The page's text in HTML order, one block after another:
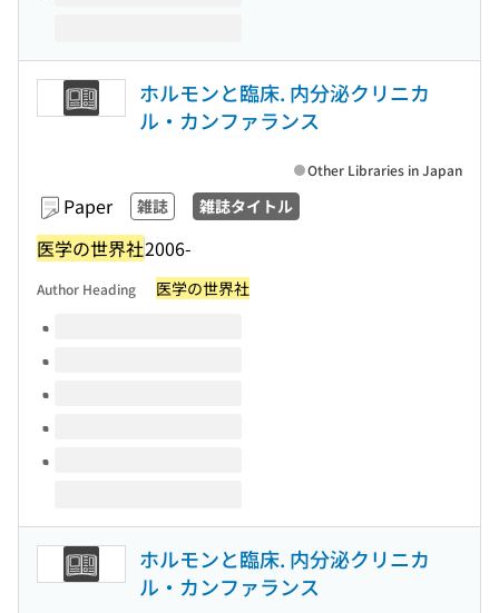
ホルモンと臨床. 内分泌クリニカ
ル・カンファランス
Paper 雑誌 雑誌タイトル
医学の世界社2006-
Other Libraries in Japan
Author Heading 医学の世界社
Volumes of this title
ホルモンと臨床. 内分泌クリニカ
ル・カンファランス